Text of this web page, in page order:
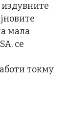
мала
се
токму